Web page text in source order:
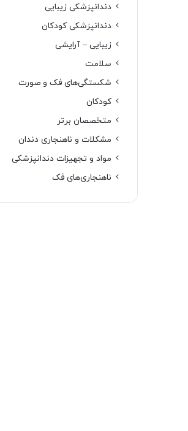
دندانپزشکی زیبایی
دندانپزشکی کودکان
زیبایی – آرایشی
سلامت
شکستگی‌های فک و صورت
کودکان
متخصصان برتر
مشکلات و ناهنجاری دندان
مواد و تجهیزات دندانپزشکی
ناهنجاری‌های فک